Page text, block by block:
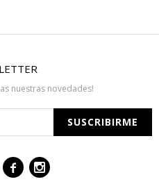
nuestras novedades!
SUSCRIBIRME
 